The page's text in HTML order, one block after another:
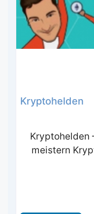
Kryptohelden
Kryptohelden
meistern